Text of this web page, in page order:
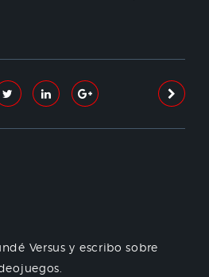
Versus y escribo sobre